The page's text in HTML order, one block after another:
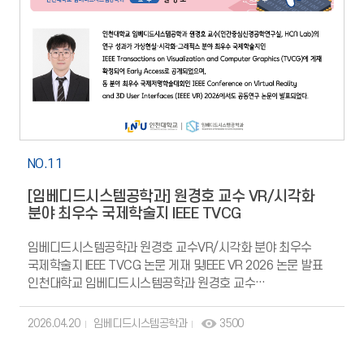
NO.11
[임베디드시스템공학과] 원경호 교수 VR/시각화
분야 최우수 국제학술지 IEEE TVCG
임베디드시스템공학과 원경호 교수VR/시각화 분야 최우수
국제학술지 IEEE TVCG 논문 게재 및IEEE VR 2026 논문 발표
인천대학교 임베디드시스템공학과 원경호 교수
시각화 그래픽스 분야 최우수 국제학술지인 IEEE Transactions
2026.04.20 임베디드시스템공학과 3500